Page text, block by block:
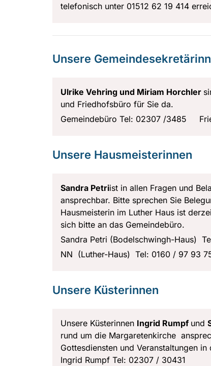
telefonisch unter 01512 62 19 414
Unsere
Ulrike Vehring und Miriam Horchler
und Friedhofsbüro für Sie da.
Gemeindebüro Tel: 02307 /3485
Unsere Hausmeisterinnen
Sandra Petriist in allen Fragen und
ansprechbar. Bitte sprechen Sie
Hausmeisterin im Luther Haus ist
sich bitte an das Gemeindebüro.
Sandra Petri (Bodelschwingh-Haus)
NN (Luther-Haus) Tel: 0160 / 97 93
Unsere Küsterinnen
Unsere Küsterinnen Ingrid Rumpf und
rund um die Margaretenkirche
Gottesdiensten und Veranstaltungen
Ingrid Rumpf Tel: 02307 / 30431